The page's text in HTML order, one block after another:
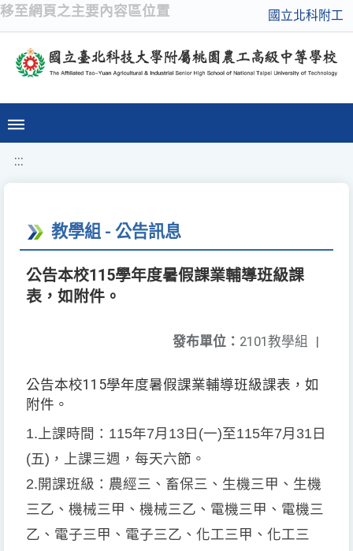
移至網頁之主要內容區位置 國立北科附工
:::
教學組 - 公告訊息
公告本校115學年度暑假課業輔導班級課
表，如附件。
發布單位： 2101教學組 |
公告本校115學年度暑假課業輔導班級課表，如
附件。
1.上課時間： 115年7月13日 (一)至115年7月31日
(五) ，上課三週，每天六節。
2.開課班級：農經三、畜保三、生機三甲、生機
三乙、機械三甲、機械三乙、電機三甲、電機三
乙、電子三甲、電子三乙、化工三甲、化工三